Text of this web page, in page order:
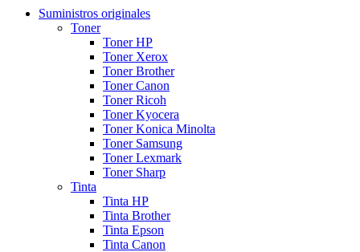
Suministros originales
Toner
Toner HP
Toner Xerox
Toner Brother
Toner Canon
Toner Ricoh
Toner Kyocera
Toner Konica Minolta
Toner Samsung
Toner Lexmark
Toner Sharp
Tinta
Tinta HP
Tinta Brother
Tinta Epson
Tinta Canon